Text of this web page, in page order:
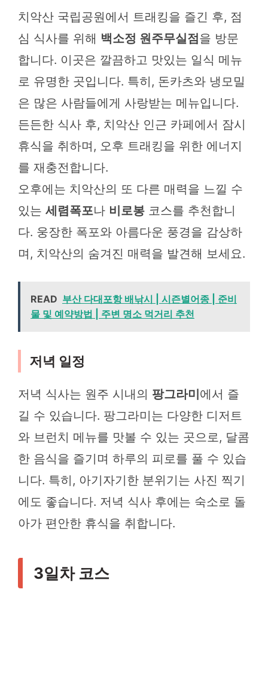
치악산 국립공원에서 트래킹을 즐긴 후, 점
심 식사를 위해 백소정 원주무실점을 방문
합니다. 이곳은 깔끔하고 맛있는 일식 메뉴
로 유명한 곳입니다. 특히, 돈카츠와 냉모밀
은 많은 사람들에게 사랑받는 메뉴입니다.
든든한 식사 후, 치악산 인근 카페에서 잠시
휴식을 취하며, 오후 트래킹을 위한 에너지
를 재충전합니다.
오후에는 치악산의 또 다른 매력을 느낄 수
있는 세렴폭포나 비로봉 코스를 추천합니
다. 웅장한 폭포와 아름다운 풍경을 감상하
며, 치악산의 숨겨진 매력을 발견해 보세요.
READ 부산 다대포항 배낚시 | 시즌별어종 | 준비
물 및 예약방법 | 주변 명소 먹거리 추천
저녁 일정
저녁 식사는 원주 시내의 팡그라미 에서 즐
길 수 있습니다. 팡그라미는 다양한 디저트
와 브런치 메뉴를 맛볼 수 있는 곳으로, 달콤
한 음식을 즐기며 하루의 피로를 풀 수 있습
니다. 특히, 아기자기한 분위기는 사진 찍기
에도 좋습니다. 저녁 식사 후에는 숙소로 돌
아가 편안한 휴식을 취합니다.
3일차 코스